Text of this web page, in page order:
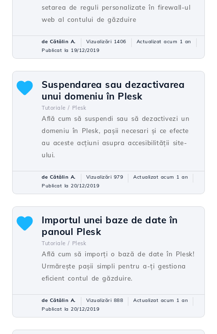
setarea de reguli personalizate în firewall-ul
web al contului de găzduire
de Cătălin A. Vizualizări 1406
Actualizat acum 1 an
Publicat la 19/12/2019
Suspendarea sau dezactivarea
unui domeniu în Plesk
Tutoriale / Plesk
Află cum să suspendi sau să dezactivezi un
domeniu în Plesk, pașii necesari și ce efecte
au aceste acțiuni asupra accesibilității site-
ului.
de Cătălin A. Vizualizări 979
Actualizat acum 1 an
Publicat la 20/12/2019
Importul unei baze de date în
panoul Plesk
Tutoriale / Plesk
Află cum să imporți o bază de date în Plesk!
Urmărește pașii simpli pentru a-ți gestiona
eficient contul de găzduire.
de Cătălin A. Vizualizări 888
Actualizat acum 1 an
Publicat la 20/12/2019